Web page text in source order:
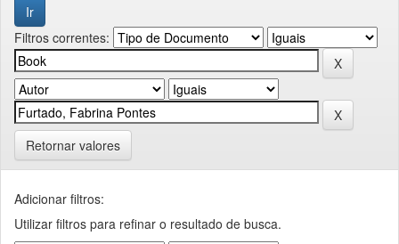
Filtros correntes:
Retornar valores
Adicionar filtros:
Utilizar filtros para refinar o resultado de busca.